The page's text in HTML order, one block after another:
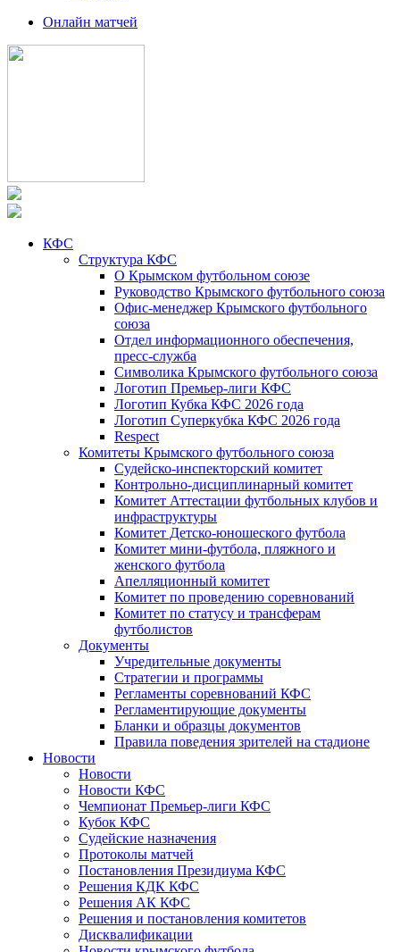
Онлайн матчей
КФС
Структура КФС
О Крымском футбольном союзе
Руководство Крымского футбольного союза
Офис-менеджер Крымского футбольного
союза
Отдел информационного обеспечения,
пресс-служба
Символика Крымского футбольного союза
Логотип Премьер-лиги КФС
Логотип Кубка КФС 2026 года
Логотип Суперкубка КФС 2026 года
Respect
Комитеты Крымского футбольного союза
Судейско-инспекторский комитет
Контрольно-дисциплинарный комитет
Комитет Аттестации футбольных клубов и
инфраструктуры
Комитет Детско-юношеского футбола
Комитет мини-футбола, пляжного и
женского футбола
Апелляционный комитет
Комитет по проведению соревнований
Комитет по статусу и трансферам
футболистов
Документы
Учредительные документы
Стратегии и программы
Регламенты соревнований КФС
Регламентирующие документы
Бланки и образцы документов
Правила поведения зрителей на стадионе
Новости
Новости
Новости КФС
Чемпионат Премьер-лиги КФС
Кубок КФС
Судейские назначения
Протоколы матчей
Постановления Президиума КФС
Решения КДК КФС
Решения АК КФС
Решения и постановления комитетов
Дисквалификации